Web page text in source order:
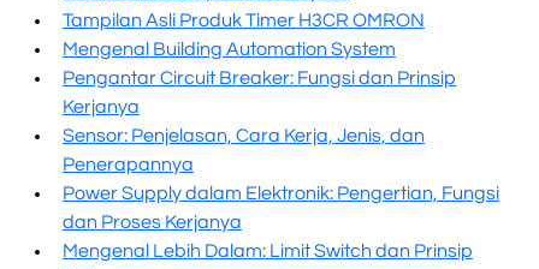
Tampilan Asli Produk Timer H3CR OMRON
Mengenal Building Automation System
Pengantar Circuit Breaker: Fungsi dan Prinsip
Kerjanya
Sensor: Penjelasan, Cara Kerja, Jenis, dan
Penerapannya
Power Supply dalam Elektronik: Pengertian, Fungsi
dan Proses Kerjanya
Mengenal Lebih Dalam: Limit Switch dan Prinsip